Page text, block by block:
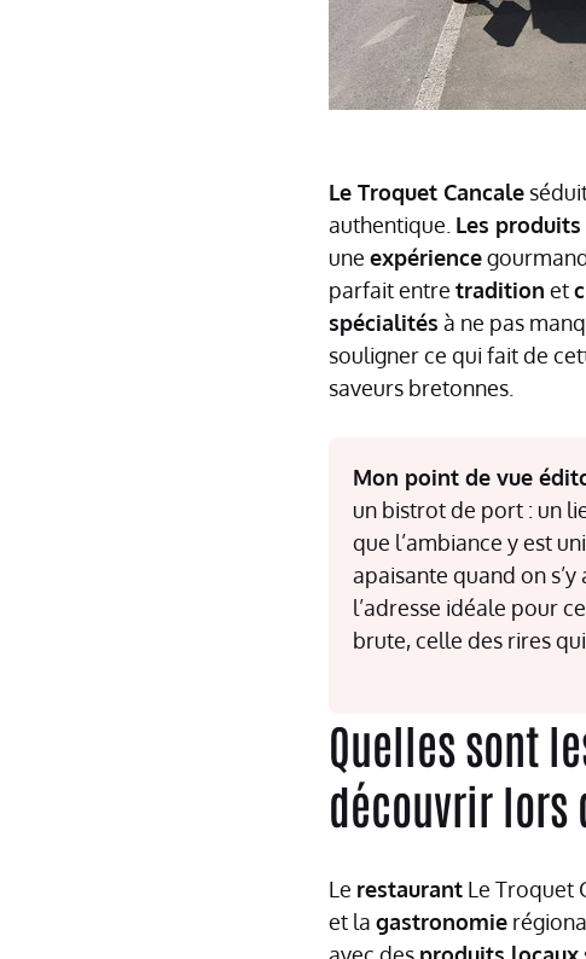
Le Troquet Cancale
authentique. Les produits
une expérience
parfait entre tradition et
spécialités à ne pas
souligner ce qui fait de
saveurs bretonnes.
Mon point de vue
un bistrot de port : un
que l’ambiance y est
apaisante quand on
l’adresse idéale pour
brute, celle des rires
Quelles sont
découvrir lors
Le restaurant Le Troquet
et la gastronomie